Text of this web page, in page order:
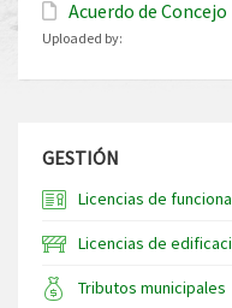
Acuerdo de
Uploaded by:
GESTIÓN
Licencias de
Licencias de
Tributos municipales